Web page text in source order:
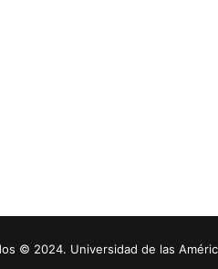
© 2024. Universidad de las